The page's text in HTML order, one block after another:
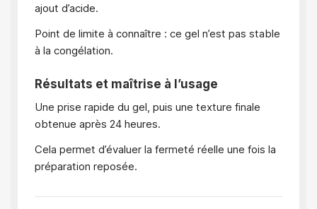
ajout d’acide.
Point de limite à connaître : ce gel n’est pas stable
à la congélation.
Résultats et maîtrise à l’usage
Une prise rapide du gel, puis une texture finale
obtenue après 24 heures.
Cela permet d’évaluer la fermeté réelle une fois la
préparation reposée.